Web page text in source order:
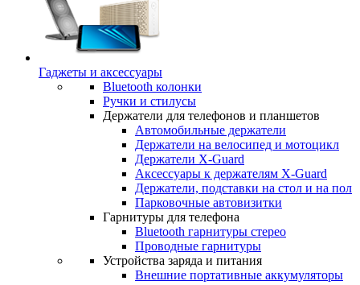
Гаджеты и аксессуары
Bluetooth колонки
Ручки и стилусы
Держатели для телефонов и планшетов
Автомобильные держатели
Держатели на велосипед и мотоцикл
Держатели X-Guard
Аксессуары к держателям X-Guard
Держатели, подставки на стол и на пол
Парковочные автовизитки
Гарнитуры для телефона
Bluetooth гарнитуры стерео
Проводные гарнитуры
Устройства заряда и питания
Внешние портативные аккумуляторы